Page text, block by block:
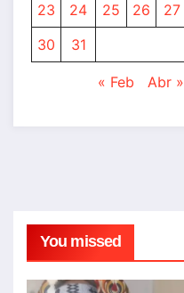
23
24 25 26 27
30
31
« Feb Abr »
You missed